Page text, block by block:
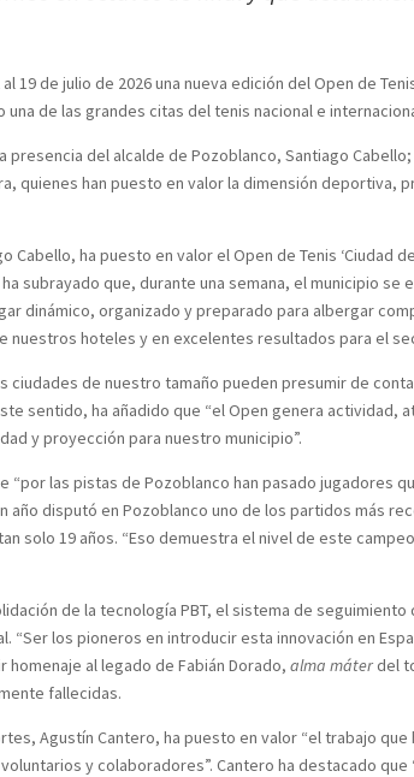
19 de julio de 2026 una nueva edición del Open de
de las grandes citas del tenis nacional e
presencia del alcalde de Pozoblanco, Santiago
quienes han puesto en valor la dimensión
Cabello, ha puesto en valor el Open de Tenis
subrayado que, durante una semana, el municipio
dinámico, organizado y preparado para albergar
nuestros hoteles y en excelentes resultados para el
ciudades de nuestro tamaño pueden presumir de
sentido, ha añadido que “el Open genera
y proyección para nuestro municipio”.
“por las pistas de Pozoblanco han pasado jugadores
año disputó en Pozoblanco uno de los partidos más
solo 19 años. “Eso demuestra el nivel de este
de la tecnología PBT, el sistema de
“Ser los pioneros en introducir esta innovación en
homenaje al legado de Fabián Dorado,alma máterdel
fallecidas.
Agustín Cantero, ha puesto en valor “el trabajo
y colaboradores”. Cantero ha destacado